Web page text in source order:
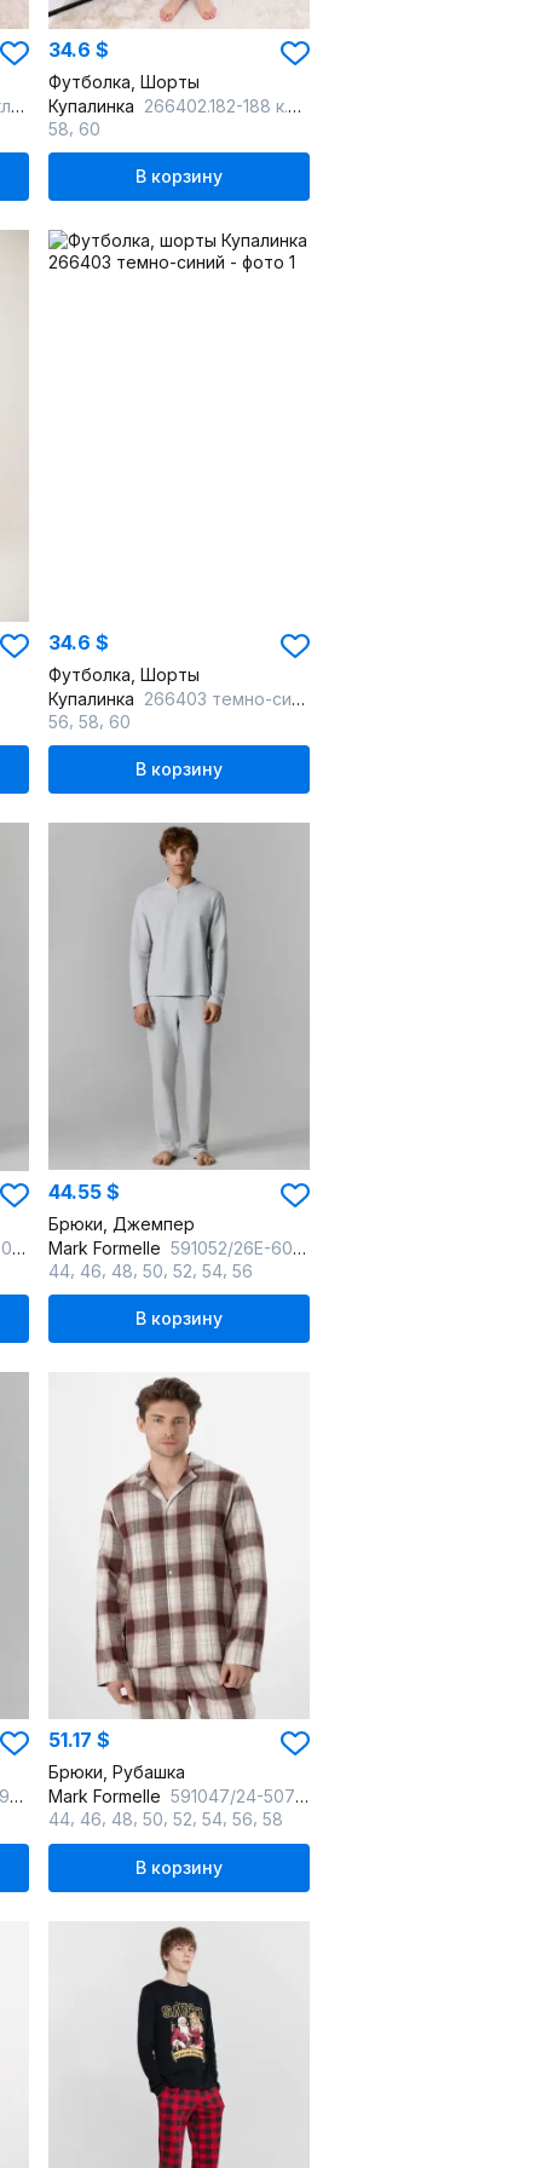
34.6 $
Футболка, Шорты
Купалинка 266402.182-188 к.меланж,клетка
58 60
В корзину
34.6 $
Футболка, Шорты
Купалинка 266403 темно-синий
56 58 60
В корзину
44.55 $
Брюки, Джемпер
Mark Formelle 591052/26Е-6063Ц-24 св.серый
44 46 48 50 52 54 56
В корзину
51.17 $
Брюки, Рубашка
Mark Formelle 591047/24-5071ПП-9 черная_клетка_на_св.молочном
44 46 48 50 52 54 56 58
В корзину